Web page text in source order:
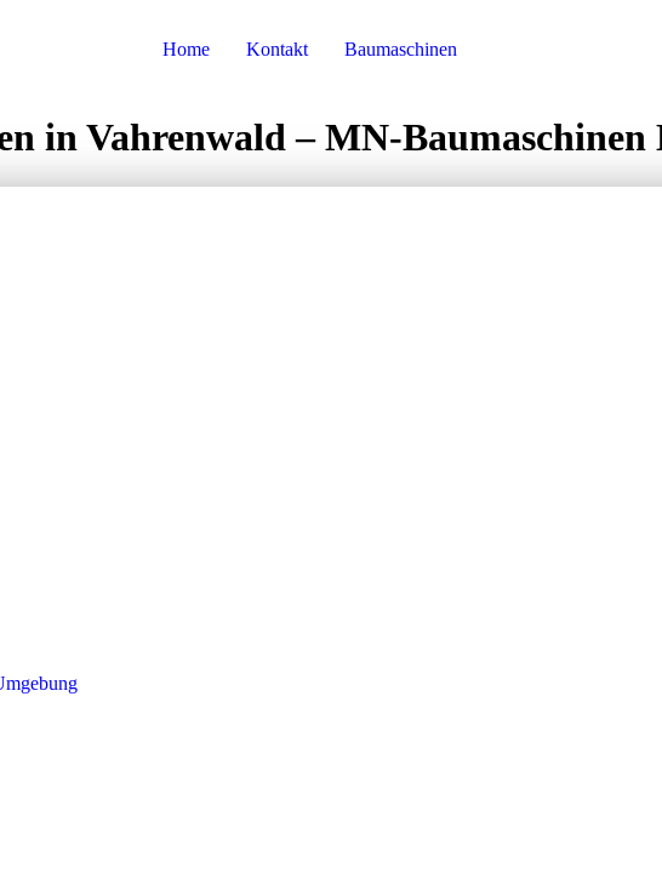
Home Kontakt Baumaschinen
in Vahrenwald – MN‑Baumaschinen